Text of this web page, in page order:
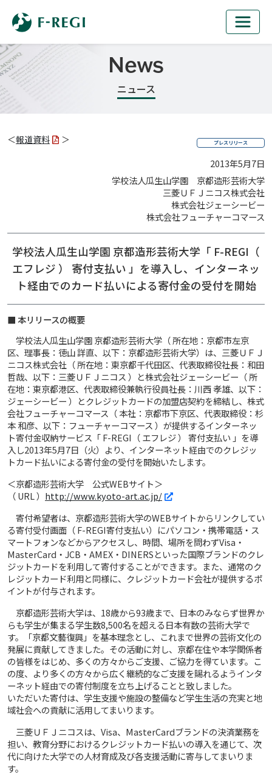
News
ニュース
＜報道資料 ＞ プレスリリース
2013年5月7日
学校法人瓜生山学園 京都造形芸術大学
三菱ＵＦＪニコス株式会社
株式会社ジェーシービー
株式会社フューチャーコマース
学校法人瓜生山学園 京都造形芸術大学 「 F-REGI（
エフレジ ） 寄付支払い 」を導入し、 インターネッ
ト経由でのカード払いによる寄付金の受付を開始
■ 本リリースの概要
学校法人瓜生山学園 京都造形芸術大学（ 所在地：京都市左京
区、理事長：徳山 詳直、以下：京都造形芸術大学）は、三菱ＵＦＪ
ニコス株式会社（ 所在地：東京都千代田区、代表取締役社長：和田
哲哉、以下：三菱ＵＦＪニコス ）と株式会社ジェーシービー（ 所
在地：東京都港区、代表取締役兼執行役員社長：川西 孝雄、以下：
ジェーシービー ）とクレジットカードの加盟店契約を締結し、株式
会社フューチャーコマース（ 本社：京都市下京区、代表取締役：杉
本 和彦、以下：フューチャーコマース ）が提供するインターネッ
ト寄付金収納サービス「 F-REGI（ エフレジ ） 寄付支払い 」を導
入し2013年5月7日（火）より、インターネット経由でのクレジッ
トカード払いによる寄付金の受付を開始いたします。
＜京都造形芸術大学 公式WEBサイト＞
（ URL ） http://www.kyoto-art.ac.jp/
寄付希望者は、京都造形芸術大学のWEBサイトからリンクしてい
る寄付受付画面（ F-REGI寄付支払い）にパソコン・携帯電話・ス
マートフォンなどからアクセスし、時間、場所を問わずVisa・
MasterCard・JCB・AMEX・DINERSといった国際ブランドのクレ
ジットカードを利用して寄付することができます。また、通常のク
レジットカード利用と同様に、クレジットカード会社が提供するポ
イントが付与されます。
京都造形芸術大学は、18歳から93歳まで、日本のみならず世界か
らも学生が集まる学生数8,500名を超える日本有数の芸術大学で
す。「京都文藝復興」を基本理念とし、これまで世界の芸術文化の
発展に貢献してきました。その活動に対し、京都在住や本学関係者
の皆様をはじめ、多くの方々からご支援、ご協力を得ています。こ
の度、より多くの方々から広く継続的なご支援を賜れるようインタ
ーネット経由での寄付制度を立ち上げることと致しました。
いただいた寄付は、学生支援や施設の整備など学生生活の充実と地
域社会への貢献に活用してまいります。
三菱ＵＦＪニコスは、Visa、MasterCardブランドの決済業務を
担い、教育分野におけるクレジットカード払いの導入を通じて、次
代に向けた大学での人材育成及び各支援活動に寄与してまいりま
す。